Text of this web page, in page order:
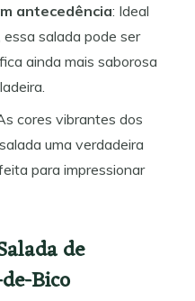
antecedência: Ideal
essa salada pode ser
ainda mais saborosa
cores vibrantes dos
uma verdadeira
para impressionar
de
Bico